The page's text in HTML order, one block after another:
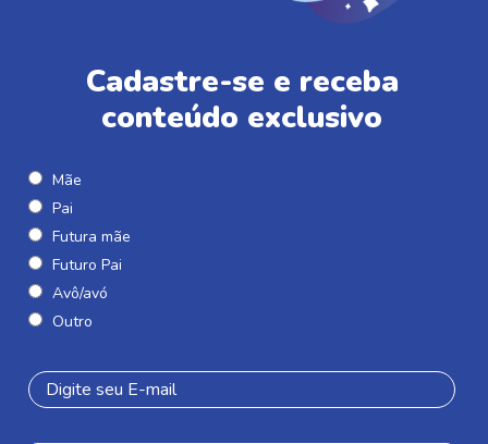
Cadastre-se e receba
conteúdo exclusivo
Mãe
Pai
Futura mãe
Futuro Pai
Avô/avó
Outro